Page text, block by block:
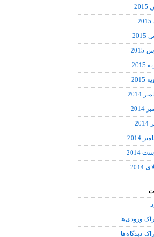
2015
2014
2014
2014
2014
2014
ورودی‌ها
دیدگاه‌ها